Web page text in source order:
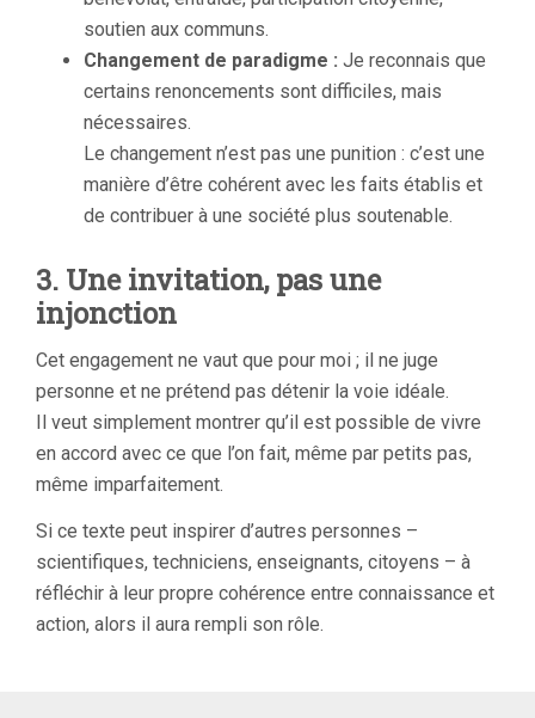
soutien aux communs.
Changement de paradigme : Je reconnais que
certains renoncements sont difficiles, mais
nécessaires.
Le changement n’est pas une punition : c’est une
manière d’être cohérent avec les faits établis et
de contribuer à une société plus soutenable.
3. Une invitation, pas une
injonction
Cet engagement ne vaut que pour moi ; il ne juge
personne et ne prétend pas détenir la voie idéale.
Il veut simplement montrer qu’il est possible de vivre
en accord avec ce que l’on fait, même par petits pas,
même imparfaitement.
Si ce texte peut inspirer d’autres personnes –
scientifiques, techniciens, enseignants, citoyens – à
réfléchir à leur propre cohérence entre connaissance et
action, alors il aura rempli son rôle.